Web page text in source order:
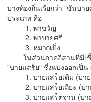
บางท้องถิ่นเรียกว่า "ขันบา
ประเภท คือ
1. พาขวัญ
2. พาบายศรี
3. หมากเบ็ง
ในส่วนภาคอีสานที่มีเชื้อ
"บายแสร็ย" ซึ่งแบ่งออกเป็
1. บายแสร็ยเดิม (บาย
2. บายแสร็ยเถียะ (บา
3. บายแสร็ตจาน (บาย